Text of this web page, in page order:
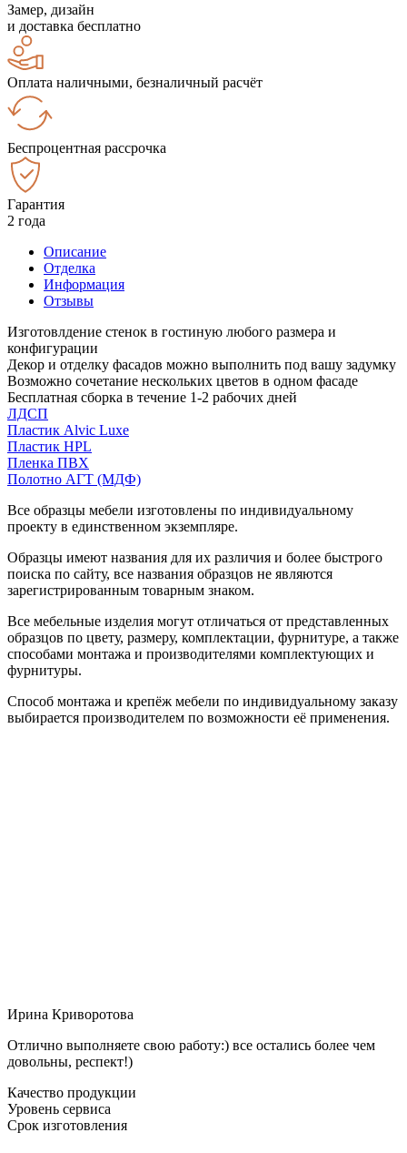
Замер, дизайн
и доставка бесплатно
Оплата наличными, безналичный расчёт
Беспроцентная рассрочка
Гарантия
2 года
Описание
Отделка
Информация
Отзывы
Изготовлдение стенок в гостиную любого размера и
конфигурации
Декор и отделку фасадов можно выполнить под вашу задумку
Возможно сочетание нескольких цветов в одном фасаде
Бесплатная сборка в течение 1-2 рабочих дней
ЛДСП
Пластик Alvic Luxe
Пластик HPL
Пленка ПВХ
Полотно АГТ (МДФ)
Все образцы мебели изготовлены по индивидуальному
проекту в единственном экземпляре.
Образцы имеют названия для их различия и более быстрого
поиска по сайту, все названия образцов не являются
зарегистрированным товарным знаком.
Все мебельные изделия могут отличаться от представленных
образцов по цвету, размеру, комплектации, фурнитуре, а также
способами монтажа и производителями комплектующих и
фурнитуры.
Способ монтажа и крепёж мебели по индивидуальному заказу
выбирается производителем по возможности её применения.
Ирина Криворотова
Отлично выполняете свою работу:) все остались более чем
довольны, респект!)
Качество продукции
Уровень сервиса
Срок изготовления